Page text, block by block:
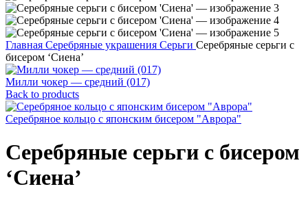
Главная Серебряные украшения Серьги Серебряные серьги с
бисером ‘Сиена’
Милли чокер — средний (017)
Back to products
Серебряное кольцо с японским бисером "Аврора"
Серебряные серьги с бисером
‘Сиена’